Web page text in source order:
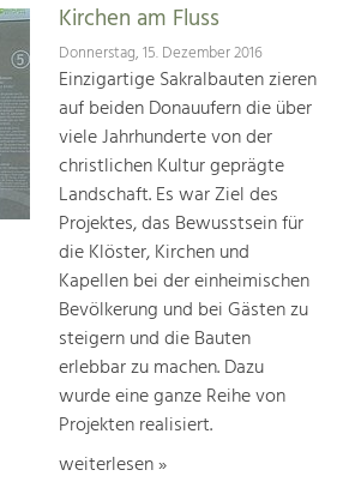
Kirchen am Fluss
Donnerstag, 15. Dezember 2016
Einzigartige Sakralbauten zieren
auf beiden Donauufern die über
viele Jahrhunderte von der
christlichen Kultur geprägte
Landschaft. Es war Ziel des
Projektes, das Bewusstsein für
die Klöster, Kirchen und
Kapellen bei der einheimischen
Bevölkerung und bei Gästen zu
steigern und die Bauten
erlebbar zu machen. Dazu
wurde eine ganze Reihe von
Projekten realisiert.
weiterlesen »